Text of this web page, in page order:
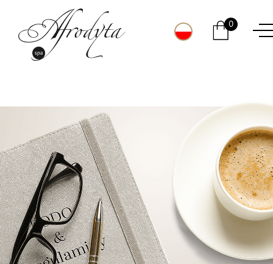
0
Kosmetyki
Spiżarnia Afrodyty
Kosze prezentowe
Afrodyta SPA & Wellness Resort
ul. Grunwaldzka 46
69-220 Ośno Lubuskie
RECEPCJA PENSJONATU
tel.+48 603 603 333
tel.+48 503 179
683
email:rezerwacje@afrodyta-spa.pl